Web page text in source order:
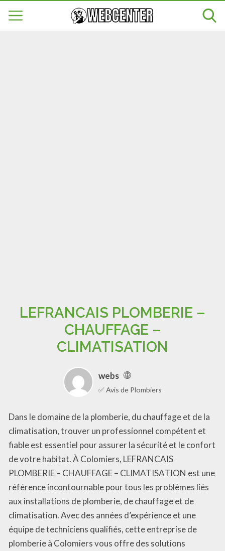
LEFRANCAIS PLOMBERIE –
CHAUFFAGE –
CLIMATISATION
webs
✅ Avis de Plombiers
Dans le domaine de la plomberie, du chauffage et de la
climatisation, trouver un professionnel compétent et
fiable est essentiel pour assurer la sécurité et le confort
de votre habitat. À Colomiers, LEFRANCAIS
PLOMBERIE – CHAUFFAGE – CLIMATISATION est une
référence incontournable pour tous les problèmes liés
aux installations de plomberie, de chauffage et de
climatisation. Avec des années d’expérience et une
équipe de techniciens qualifiés, cette entreprise de
plomberie à Colomiers vous offre des solutions